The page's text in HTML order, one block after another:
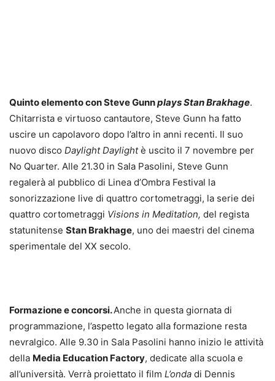
Quinto elemento con Steve Gunnplays Stan Brakhage.
Chitarrista e virtuoso cantautore, Steve Gunn ha fatto
uscire un capolavoro dopo l’altro in anni recenti. Il suo
nuovo disco Daylight Daylightè uscito il 7 novembre per
No Quarter. Alle 21.30 in Sala Pasolini, Steve Gunn
regalerà al pubblico di Linea d’Ombra Festival la
sonorizzazione live di quattro cortometraggi, la serie dei
quattro cortometraggi Visions in Meditation, del regista
statunitense Stan Brakhage, uno dei maestri del cinema
sperimentale del XX secolo.
Formazione e concorsi.Anche in questa giornata di
programmazione, l’aspetto legato alla formazione resta
nevralgico. Alle 9.30 in Sala Pasolini hanno inizio le attività
della Media Education Factory, dedicate alla scuola e
all’università. Verrà proiettato il film L’onda di Dennis